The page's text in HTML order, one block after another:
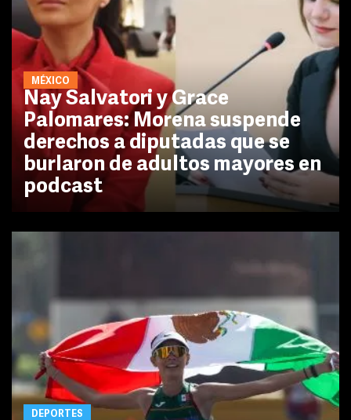
MÉXICO
Nay Salvatori y Grace
Palomares: Morena suspende
derechos a diputadas que se
burlaron de adultos mayores en
podcast
DEPORTES